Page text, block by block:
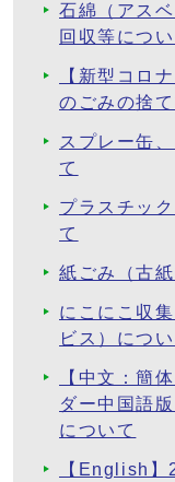
石綿（アス
回収等につい
【新型コロ
のごみの捨
スプレー缶
て
プラスチッ
て
紙ごみ（古
にこにこ収
ビス）につ
【中文：簡
ダー中国語
について
【English】